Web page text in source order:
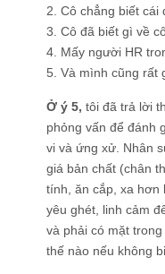
2. Cô chẳng biết cái
3. Cô đã biết gì về
4. Mấy người HR
5. Và mình cũng rất
Ở ý 5, tôi đã trả lời
phỏng vấn để đánh
vi và ứng xử. Nhân
giá bản chất (chân
tính, ăn cắp, xa hơn
yêu ghét, linh cảm
và phải có mặt
thế nào nếu không